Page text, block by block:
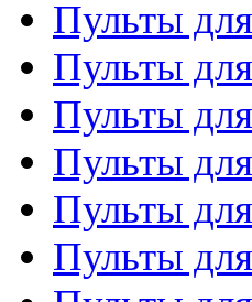
Пульты
Пульты
Пульты
Пульты
Пульты
Пульты